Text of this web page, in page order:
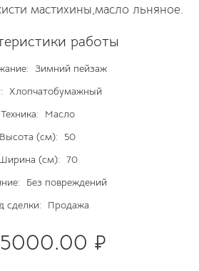
мастихины,масло льняное.
работы
Зимний пейзаж
Хлопчатобумажный
Техника:
Масло
Высота (см):
50
(см): 70
Без повреждений
сделки:
Продажа
₽